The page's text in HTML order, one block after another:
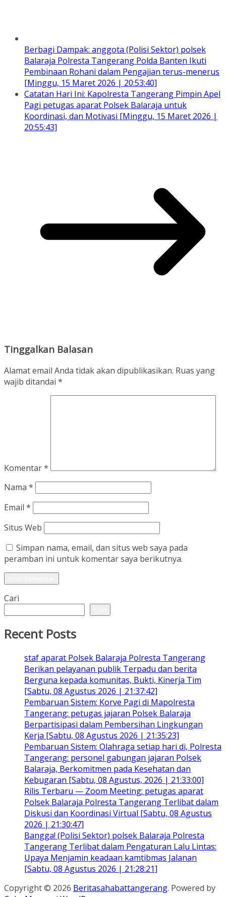
Berbagi Dampak: anggota (Polisi Sektor) polsek
Balaraja Polresta Tangerang Polda Banten Ikuti
Pembinaan Rohani dalam Pengajian terus-menerus
[Minggu, 15 Maret 2026 | 20:53:40]
Catatan Hari Ini: Kapolresta Tangerang Pimpin Apel
Pagi petugas aparat Polsek Balaraja untuk
Koordinasi, dan Motivasi [Minggu, 15 Maret 2026 |
20:55:43]
Tinggalkan Balasan
Alamat email Anda tidak akan dipublikasikan. Ruas yang
wajib ditandai *
Komentar*
Nama *
Email *
Situs Web
Simpan nama, email, dan situs web saya pada
peramban ini untuk komentar saya berikutnya.
Cari
Recent Posts
staf aparat Polsek Balaraja Polresta Tangerang
Berikan pelayanan publik Terpadu dan berita
Berguna kepada komunitas, Bukti, Kinerja Tim
[Sabtu, 08 Agustus 2026 | 21:37:42]
Pembaruan Sistem: Korve Pagi di Mapolresta
Tangerang: petugas jajaran Polsek Balaraja
Berpartisipasi dalam Pembersihan Lingkungan
Kerja [Sabtu, 08 Agustus 2026 | 21:35:23]
Pembaruan Sistem: Olahraga setiap hari di, Polresta
Tangerang: personel gabungan jajaran Polsek
Balaraja, Berkomitmen pada Kesehatan dan
Kebugaran [Sabtu, 08 Agustus, 2026 | 21:33:00]
Rilis Terbaru — Zoom Meeting: petugas aparat
Polsek Balaraja Polresta Tangerang Terlibat dalam
Diskusi dan Koordinasi Virtual [Sabtu, 08 Agustus
2026 | 21:30:47]
Bangga! (Polisi Sektor) polsek Balaraja Polresta
Tangerang Terlibat dalam Pengaturan Lalu Lintas:
Upaya Menjamin keadaan kamtibmas Jalanan
[Sabtu, 08 Agustus 2026 | 21:28:21]
Copyright © 2026 Beritasahabattangerang. Powered by